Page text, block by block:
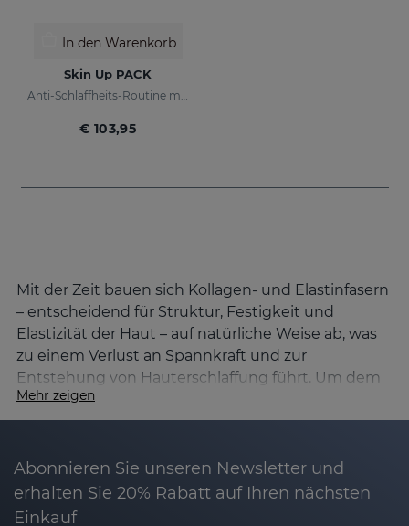
In den Warenkorb
Skin Up PACK
Anti-Schlaffheits-Routine mit sofortigem Straffungseffekt
€ 103,95
Mit der Zeit bauen sich Kollagen- und Elastinfasern
– entscheidend für Struktur, Festigkeit und
Elastizität der Haut – auf natürliche Weise ab, was
zu einem Verlust an Spannkraft und zur
Entstehung von Hauterschlaffung führt. Um dem
entgegenzuwirken, hat Sesderma die Linie
DAESESentwickelt.
Ursachen für den Verlust der Hautfestigkeit
und wie man sie verbessert
Die Hautalterung ist ein natürlicher Prozess, der
Mehr zeigen
Abonnieren Sie unseren Newsletter und
erhalten Sie 20% Rabatt auf Ihren nächsten
Einkauf